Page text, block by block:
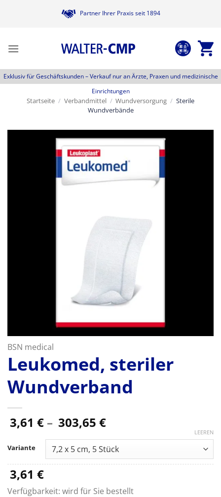
Partner Ihrer Praxis seit 1894
Exklusiv für Geschäftskunden –Verkauf nur an Ärzte, Praxen und medizinische
Einrichtungen
Startseite / Verbandmittel / Wundversorgung / Sterile
Wundverbände
BSN medical
Leukomed, steriler
Wundverband
3,61 € – 303,65 €Preisspanne:
bis
303,65 €
Variante
LEEREN
3,61 €
Verfügbarkeit: wird für Sie bestellt